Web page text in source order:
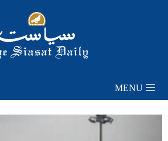
MENU